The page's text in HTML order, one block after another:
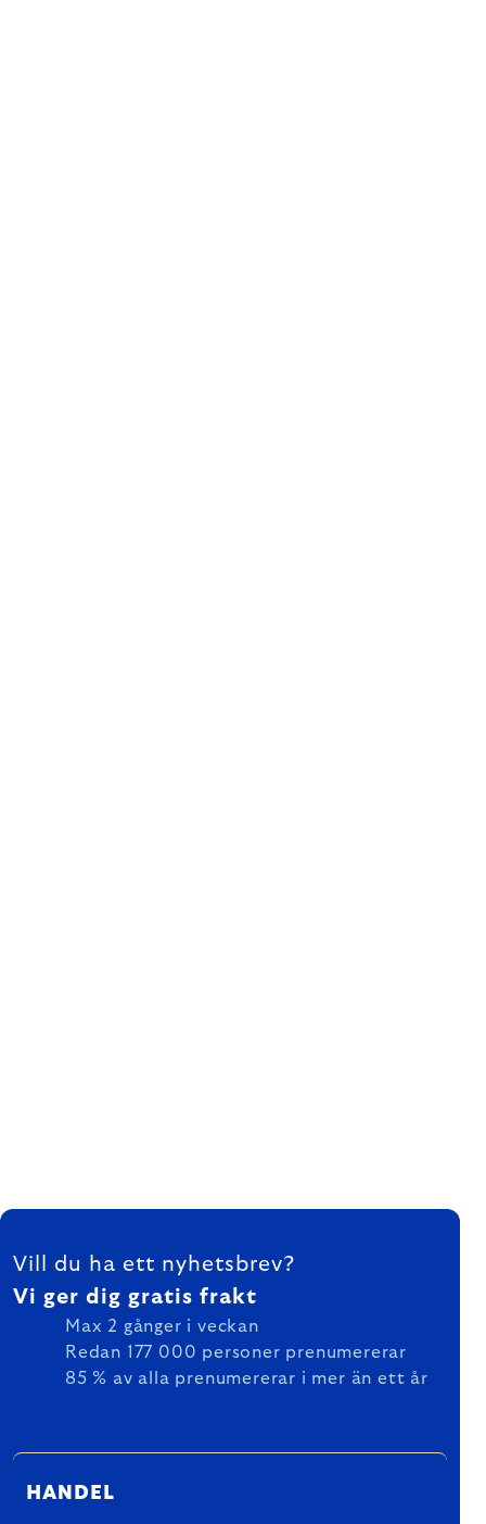
FOOTER
Vill du ha ett nyhetsbrev?
Vi ger dig gratis frakt
Max 2 gånger i veckan
Redan 177 000 personer prenumererar
85 % av alla prenumererar i mer än ett år
HANDEL